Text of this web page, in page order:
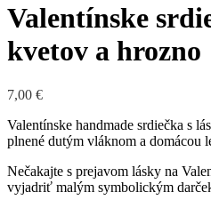
Valentínske
kvetov a hrozno
7,00 €
Valentínske handmade srdiečka s
plnené dutým vláknom a domácou
Nečakajte s prejavom lásky na
vyjadriť malým symbolickým